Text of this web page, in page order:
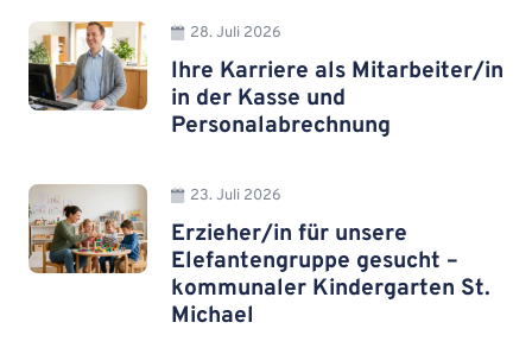
28. Juli 2026
Ihre Karriere als Mitarbeiter/in
in der Kasse und
Personalabrechnung
23. Juli 2026
Erzieher/in für unsere
Elefantengruppe gesucht –
kommunaler Kindergarten St.
Michael